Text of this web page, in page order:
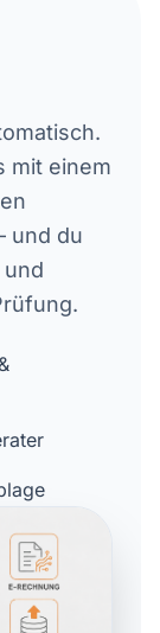
mit einem
und du